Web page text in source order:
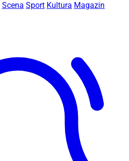
Scena Sport Kultura Magazin